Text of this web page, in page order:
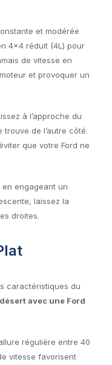
et modérée
4×4 réduit (4L) pour
de vitesse en
et provoquer un
à l’approche du
de l’autre côté.
que votre Ford ne
en engageant un
laissez la
droites.
caractéristiques du
avec une Ford
régulière entre 40
vitesse favorisent